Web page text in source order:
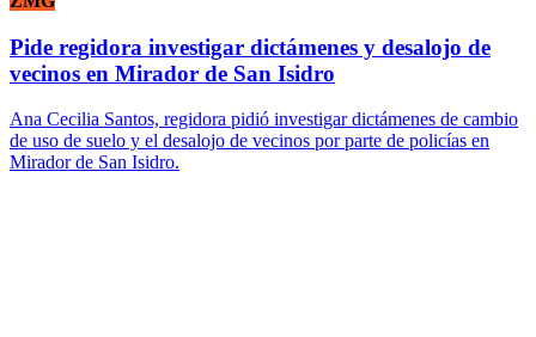
Pide regidora investigar dictámenes y desalojo de
vecinos en Mirador de San Isidro
Ana Cecilia Santos, regidora pidió investigar dictámenes de cambio
de uso de suelo y el desalojo de vecinos por parte de policías en
Mirador de San Isidro.